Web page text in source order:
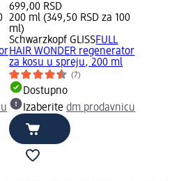
699,00 RSD
200 ml (349,50 RSD za 100
ml)
Schwarzkopf GLISSFULL
HAIR WONDER regenerator
za kosu u spreju, 200 ml
(7)
Dostupno
Izaberitedm prodavnicu